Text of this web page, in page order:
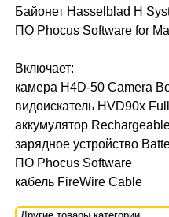
Байонет Hasselblad H
ПО Phocus Software for
Включает:
камера H4D-50 Camera
видоискатель HVD90x
аккумулятор
зарядное устройство
ПО Phocus Software
кабель FireWire Cable